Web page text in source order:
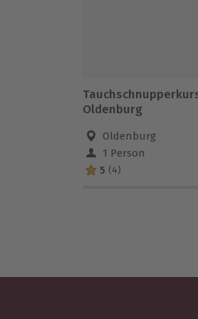
Oldenburg
Oldenburg
1 Person
5 (4)